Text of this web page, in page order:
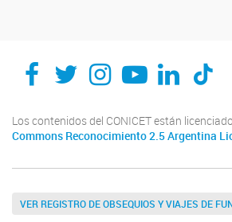
Los contenidos del CONICET están
Commons Reconocimiento 2.5 Argentina
VER REGISTRO DE OBSEQUIOS Y VIAJES DE